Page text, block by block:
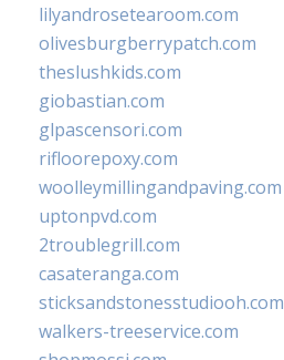
lilyandrosetearoom.com
olivesburgberrypatch.com
theslushkids.com
giobastian.com
glpascensori.com
rifloorepoxy.com
woolleymillingandpaving.com
uptonpvd.com
2troublegrill.com
casateranga.com
sticksandstonesstudiooh.com
walkers-treeservice.com